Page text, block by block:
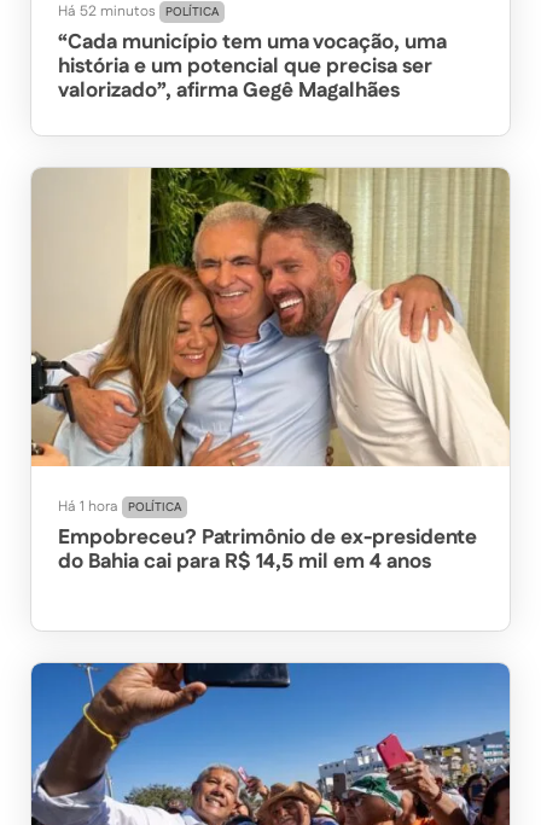
Há 52 minutos POLÍTICA
“Cada município tem uma vocação, uma
história e um potencial que precisa ser
valorizado”, afirma Gegê Magalhães
Há 1 hora POLÍTICA
Empobreceu? Patrimônio de ex-presidente
do Bahia cai para R$ 14,5 mil em 4 anos